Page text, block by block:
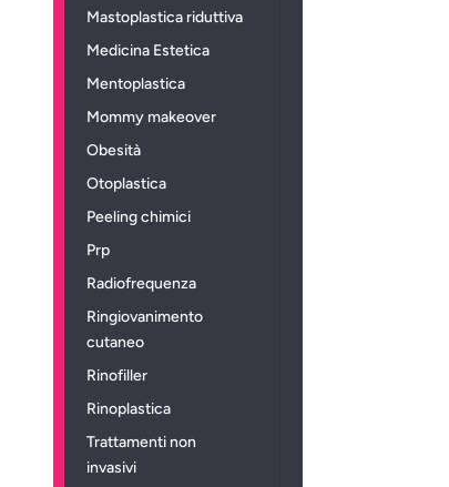
Mastoplastica riduttiva
Medicina Estetica
Mentoplastica
Mommy makeover
Obesità
Otoplastica
Peeling chimici
Prp
Radiofrequenza
Ringiovanimento
cutaneo
Rinofiller
Rinoplastica
Trattamenti non
invasivi